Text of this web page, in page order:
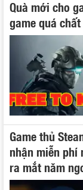
Quà mới cho
game quá
Game thủ
nhận miễn
ra mắt năm